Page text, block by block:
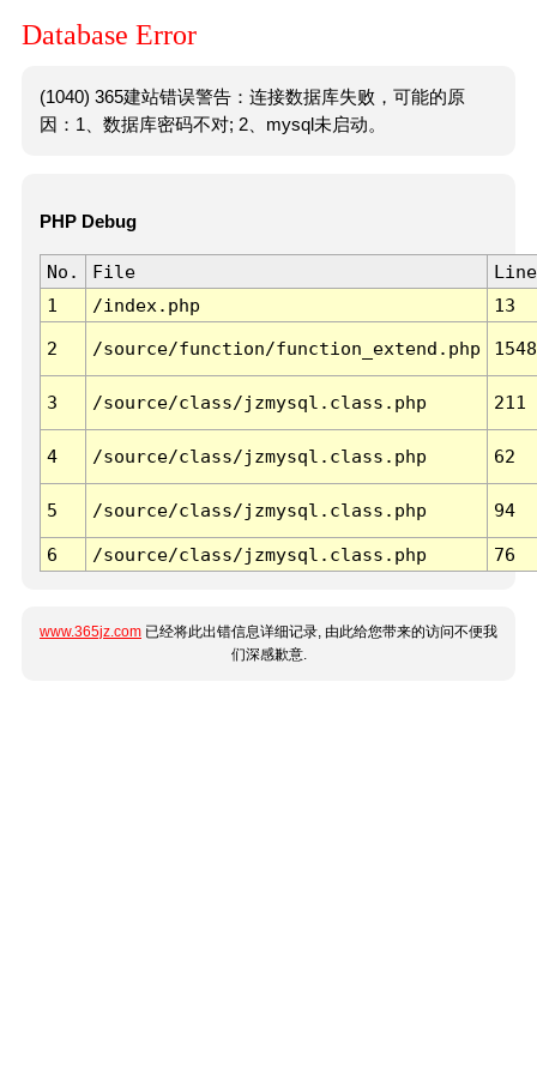
Database Error
(1040) 365建站错误警告：连接数据库失败，可能的原
因：1、数据库密码不对; 2、mysql未启动。
PHP Debug
No. File
Line
1
/index.php 13
2 /source/function/function_extend.php 1548
3 /source/class/jzmysql.class.php 211
4 /source/class/jzmysql.class.php 62
5 /source/class/jzmysql.class.php 94
6 /source/class/jzmysql.class.php 76
www.365jz.com 已经将此出错信息详细记录, 由此给您带来的访问不便我
们深感歉意.